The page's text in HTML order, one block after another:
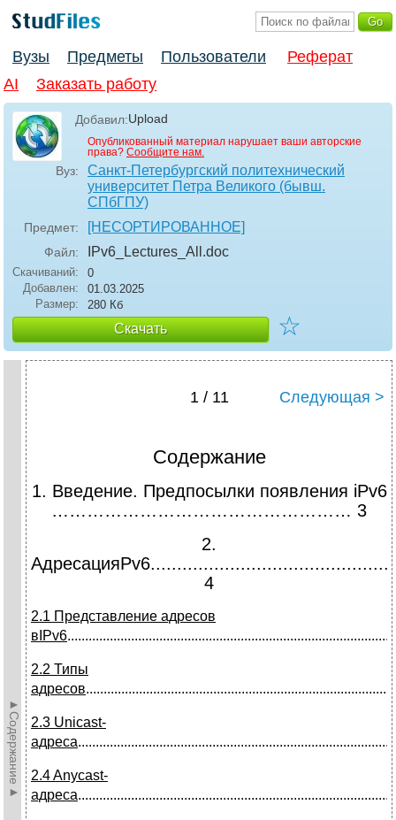
Вузы Предметы Пользователи
Реферат
AI
Заказать работу
Добавил:Upload
Опубликованный материал нарушает ваши авторские
права? Сообщите нам.
Вуз:
Санкт-Петербургский политехнический
университет Петра Великого (бывш.
СПбГПУ)
Предмет: [НЕСОРТИРОВАННОЕ]
Файл: IPv6_Lectures_All .doc
Скачиваний:
0
Добавлен:
01.03.2025
Размер:
280 Кб
Скачать ☆
►Содержание►
1 / 11 Следующая >
Содержание
1. Введение. Предпосылки появления iPv6
…………………………………………… 3
2.
4
2.1 Представление адресов
в IPv6
2.2 Типы
адресов
2.3 Unicast-
адреса
2.4 Anycast-
адреса